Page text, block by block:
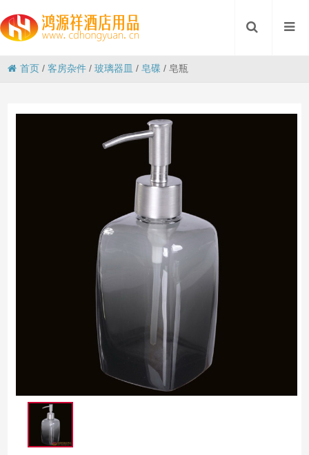
首页 /客房杂件 /玻璃器皿 /皂碟 /皂瓶